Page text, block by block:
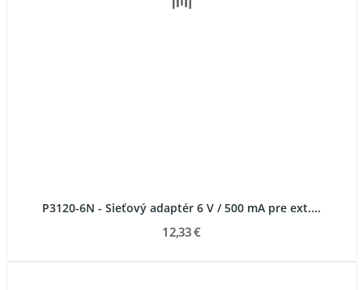
P3120-6N - Sieťový adaptér 6 V / 500 mA pre ext....
12,33 €